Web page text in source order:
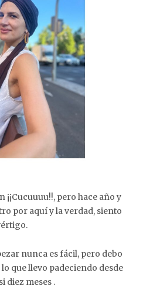
pero hace año y
por aquí y la verdad, siento
nunca es fácil, pero debo
que llevo padeciendo desde
diez meses .